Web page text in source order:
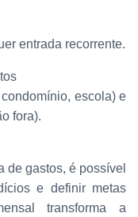
entrada recorrente.
escola) e
fora).
de gastos, é possível
e definir metas
transforma a